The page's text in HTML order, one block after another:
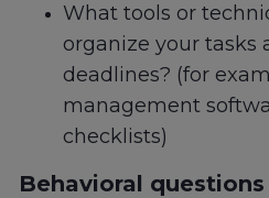
What tools or
organize your
deadlines? (for
management
checklists)
Behavioral questions